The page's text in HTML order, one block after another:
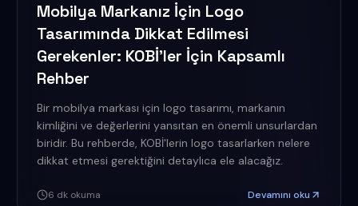
Mobilya Markanız İçin Logo
Tasarımında Dikkat Edilmesi
Gerekenler: KOBİ'ler İçin Kapsamlı
Rehber
Bir mobilya markası için logo tasarımı, markanın
kimliğini ve değerlerini yansıtan en önemli unsurlardan
biridir. Bu rehberde, KOBİ'lerin logo tasarlarken nelere
dikkat etmesi gerektiğini detaylıca ele alacağız.
6 dk okuma Devamını oku